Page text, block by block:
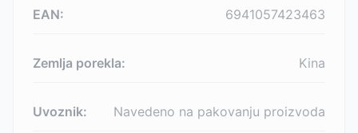
EAN: 6941057423463
Zemlja porekla: Kina
Uvoznik: Navedeno na pakovanju proizvoda